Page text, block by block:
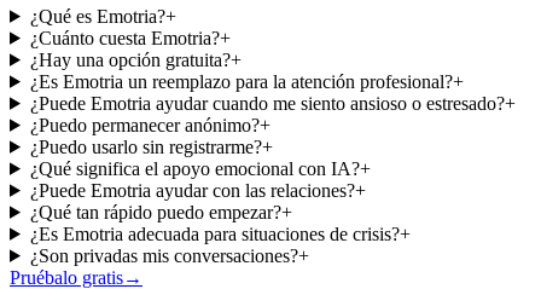
¿Qué es Emotria?+
¿Cuánto cuesta Emotria?+
¿Hay una opción gratuita?+
¿Es Emotria un reemplazo para la atención profesional?+
¿Puede Emotria ayudar cuando me siento ansioso o estresado?+
¿Puedo permanecer anónimo?+
¿Puedo usarlo sin registrarme?+
¿Qué significa el apoyo emocional con IA?+
¿Puede Emotria ayudar con las relaciones?+
¿Qué tan rápido puedo empezar?+
¿Es Emotria adecuada para situaciones de crisis?+
¿Son privadas mis conversaciones?+
Pruébalo gratis→